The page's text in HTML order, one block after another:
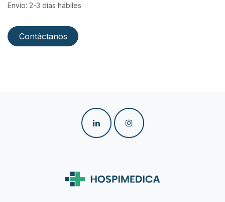
Envío: 2-3 días hábiles
Contáctanos